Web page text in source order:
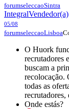
forumseleccaoSintra
IntegralVendedor(a)
05/08
forumseleccaoLisboa
O Huork
recrutadores
buscam a
recolocação.
todas as
recrutadores,
Onde estás?